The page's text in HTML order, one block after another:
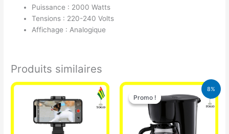
Puissance : 2000 Watts
Tensions : 220-240 Volts
Affichage : Analogique
Produits similaires
8%
Promo !
Promo !
Le
prix
initial
25.000 CFA.
Le
prix
actuel
est :
23.000 CFA.